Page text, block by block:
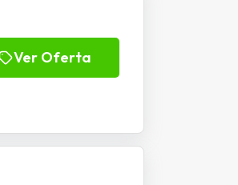
Ver Oferta